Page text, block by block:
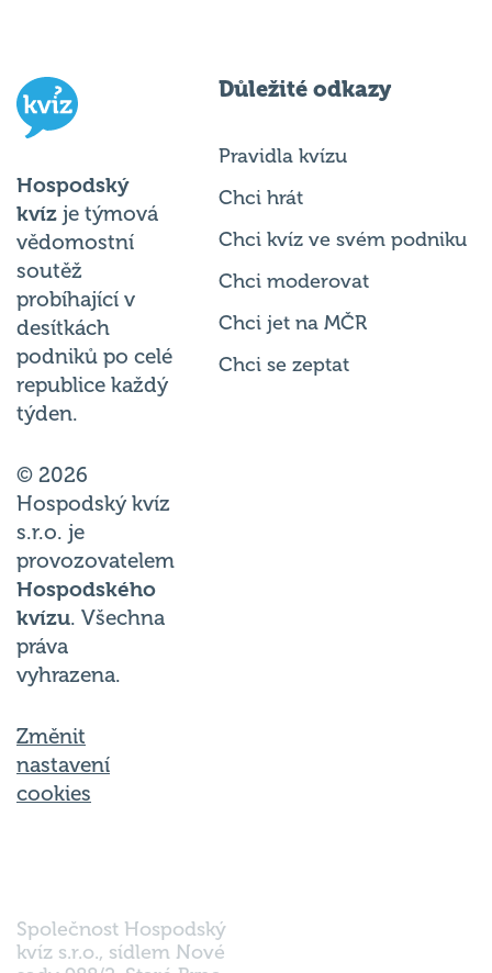
Hospodský
kvíz je týmová
vědomostní
soutěž
probíhající v
desítkách
podniků po celé
republice každý
týden.
© 2026
Hospodský kvíz
s.r.o. je
provozovatelem
Hospodského
kvízu. Všechna
práva
vyhrazena.
Změnit
nastavení
cookies
Důležité odkazy
Pravidla kvízu
Chci hrát
Chci kvíz ve svém podniku
Chci moderovat
Chci jet na MČR
Chci se zeptat
Společnost Hospodský
kvíz s.r.o., sídlem Nové